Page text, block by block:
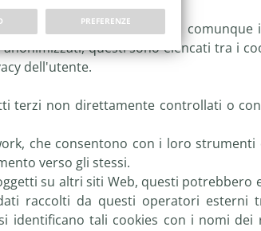
PREFERENZE
di terze parti, che trattano comunque
questi sono elencati tra i
dell'utente.
terzi non direttamente controllati o
che consentono con i loro strumenti
verso gli stessi.
su altri siti Web, questi potrebbero
raccolti da questi operatori esterni
identificano tali cookies con i nomi dei